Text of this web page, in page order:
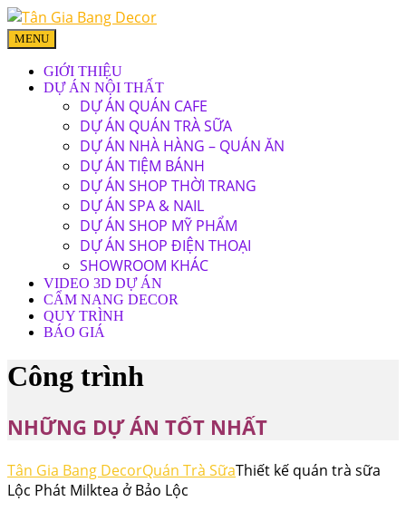
MENU
GIỚI THIỆU
DỰ ÁN NỘI THẤT
DỰ ÁN QUÁN CAFE
DỰ ÁN QUÁN TRÀ SỮA
DỰ ÁN NHÀ HÀNG – QUÁN ĂN
DỰ ÁN TIỆM BÁNH
DỰ ÁN SHOP THỜI TRANG
DỰ ÁN SPA & NAIL
DỰ ÁN SHOP MỸ PHẨM
DỰ ÁN SHOP ĐIỆN THOẠI
SHOWROOM KHÁC
VIDEO 3D DỰ ÁN
CẨM NANG DECOR
QUY TRÌNH
BÁO GIÁ
Công trình
NHỮNG DỰ ÁN TỐT NHẤT
Tân Gia Bang DecorQuán Trà SữaThiết kế quán trà sữa
Lộc Phát Milktea ở Bảo Lộc